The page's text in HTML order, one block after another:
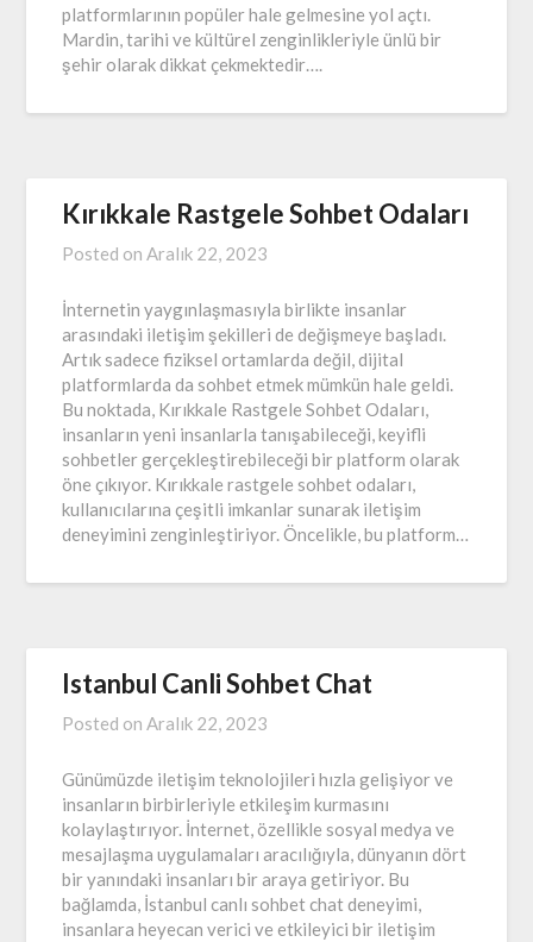
platformlarının popüler hale gelmesine yol açtı.
Mardin, tarihi ve kültürel zenginlikleriyle ünlü bir
şehir olarak dikkat çekmektedir….
Kırıkkale Rastgele Sohbet Odaları
Posted onAralık 22, 2023
İnternetin yaygınlaşmasıyla birlikte insanlar
arasındaki iletişim şekilleri de değişmeye başladı.
Artık sadece fiziksel ortamlarda değil, dijital
platformlarda da sohbet etmek mümkün hale geldi.
Bu noktada, Kırıkkale Rastgele Sohbet Odaları,
insanların yeni insanlarla tanışabileceği, keyifli
sohbetler gerçekleştirebileceği bir platform olarak
öne çıkıyor. Kırıkkale rastgele sohbet odaları,
kullanıcılarına çeşitli imkanlar sunarak iletişim
deneyimini zenginleştiriyor. Öncelikle, bu platform…
Istanbul Canli Sohbet Chat
Posted onAralık 22, 2023
Günümüzde iletişim teknolojileri hızla gelişiyor ve
insanların birbirleriyle etkileşim kurmasını
kolaylaştırıyor. İnternet, özellikle sosyal medya ve
mesajlaşma uygulamaları aracılığıyla, dünyanın dört
bir yanındaki insanları bir araya getiriyor. Bu
bağlamda, İstanbul canlı sohbet chat deneyimi,
insanlara heyecan verici ve etkileyici bir iletişim